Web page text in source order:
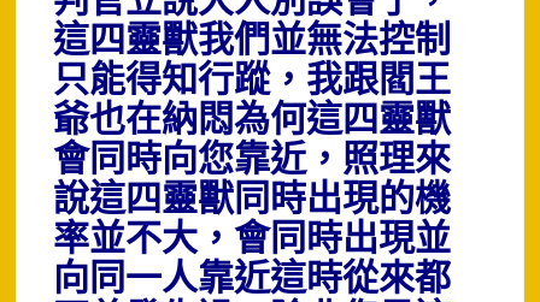
這四靈獸我們並無法控制
只能得知行蹤，我跟閻王
爺也在納悶為何這四靈獸
會同時向您靠近，照理來
說這四靈獸同時出現的機
率並不大，會同時出現並
向同一人靠近這時從來都